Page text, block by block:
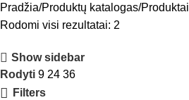
Pradžia Produktų katalogas
Rodomi visi rezultatai: 2
Show sidebar
Rodyti 9 24 36
Filters